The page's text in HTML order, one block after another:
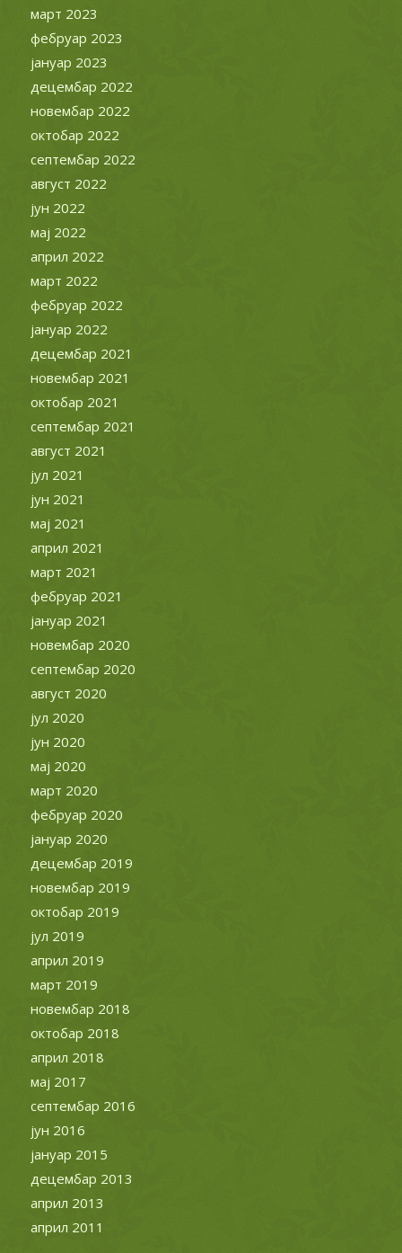
март 2023
фебруар 2023
јануар 2023
децембар 2022
новембар 2022
октобар 2022
септембар 2022
август 2022
јун 2022
мај 2022
април 2022
март 2022
фебруар 2022
јануар 2022
децембар 2021
новембар 2021
октобар 2021
септембар 2021
август 2021
јул 2021
јун 2021
мај 2021
април 2021
март 2021
фебруар 2021
јануар 2021
новембар 2020
септембар 2020
август 2020
јул 2020
јун 2020
мај 2020
март 2020
фебруар 2020
јануар 2020
децембар 2019
новембар 2019
октобар 2019
јул 2019
април 2019
март 2019
новембар 2018
октобар 2018
април 2018
мај 2017
септембар 2016
јун 2016
јануар 2015
децембар 2013
април 2013
април 2011